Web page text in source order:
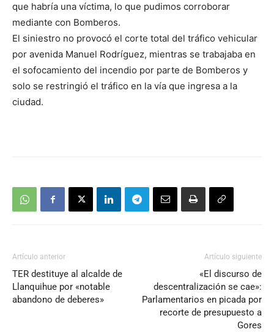
que habría una víctima, lo que pudimos corroborar
mediante con Bomberos.
El siniestro no provocó el corte total del tráfico vehicular
por avenida Manuel Rodríguez, mientras se trabajaba en
el sofocamiento del incendio por parte de Bomberos y
solo se restringió el tráfico en la vía que ingresa a la
ciudad.
Artículo anterior
TER destituye al alcalde de
Llanquihue por «notable
abandono de deberes»
Artículo siguiente
«El discurso de
descentralización se cae»:
Parlamentarios en picada por
recorte de presupuesto a
Gores